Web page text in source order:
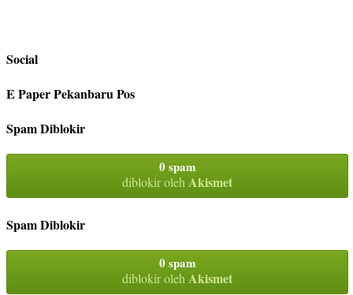
Social
E Paper Pekanbaru Pos
Spam Diblokir
0 spam
diblokir olehAkismet
Spam Diblokir
0 spam
diblokir oleh Akismet